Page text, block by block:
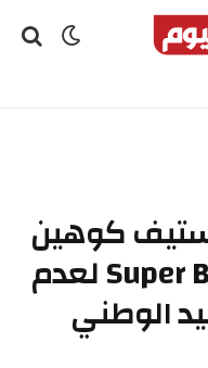
ستيف كوهين
ينتقد مشجعي Super Bowl لعدم
الوطني